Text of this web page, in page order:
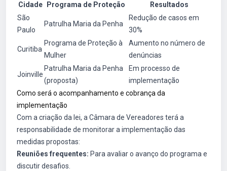
Cidade
Programa de Proteção
Resultados
São
Paulo
Patrulha Maria da Penha
Redução de casos em
30%
Curitiba
Programa de Proteção à
Mulher
Aumento no número de
denúncias
Joinville
Patrulha Maria da Penha
(proposta)
Em processo de
implementação
Como será o acompanhamento e cobrança da
implementação
Com a criação da lei, a Câmara de Vereadores terá a
responsabilidade de monitorar a implementação das
medidas propostas:
Reuniões frequentes: Para avaliar o avanço do programa e
discutir desafios.